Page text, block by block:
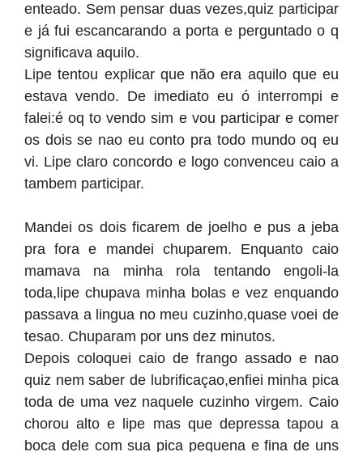
enteado. Sem pensar duas vezes,quiz participar
e já fui escancarando a porta e perguntado o q
significava aquilo.
Lipe tentou explicar que não era aquilo que eu
estava vendo. De imediato eu ó interrompi e
falei:é oq to vendo sim e vou participar e comer
os dois se nao eu conto pra todo mundo oq eu
vi. Lipe claro concordo e logo convenceu caio a
tambem participar.
Mandei os dois ficarem de joelho e pus a jeba
pra fora e mandei chuparem. Enquanto caio
mamava na minha rola tentando engoli-la
toda,lipe chupava minha bolas e vez enquando
passava a lingua no meu cuzinho,quase voei de
tesao. Chuparam por uns dez minutos.
Depois coloquei caio de frango assado e nao
quiz nem saber de lubrificaçao,enfiei minha pica
toda de uma vez naquele cuzinho virgem. Caio
chorou alto e lipe mas que depressa tapou a
boca dele com sua pica pequena e fina de uns